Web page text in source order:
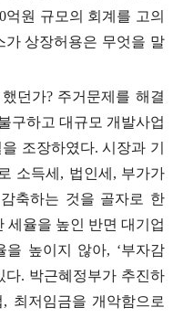
억원 규모의 회계를 고의
가 상장허용은 무엇을 말
던가? 주거문제를 해결
구하고 대규모 개발사업
조장하였다.시장과 기
소득세 , 법인세 , 부가가
축하는 것을 골자로 한
세율을 높인 반면 대기업
을 높이지 않아, ‘부자감
다. 박근혜정부가 추진하
, 최저임금을 개악함으로